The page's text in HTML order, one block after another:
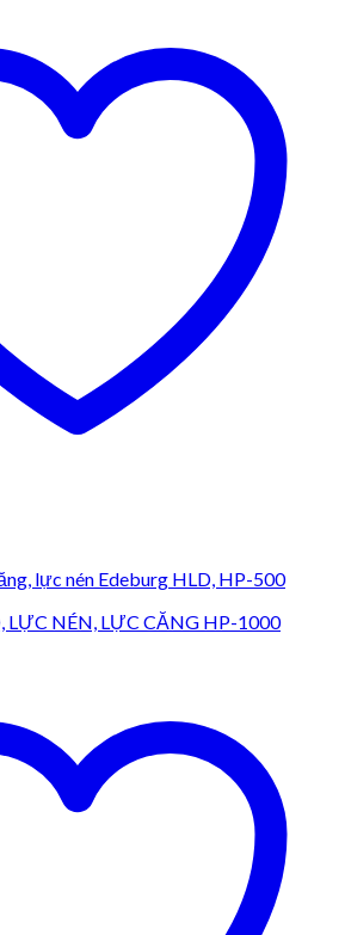
lực nén Edeburg HLD, HP-500